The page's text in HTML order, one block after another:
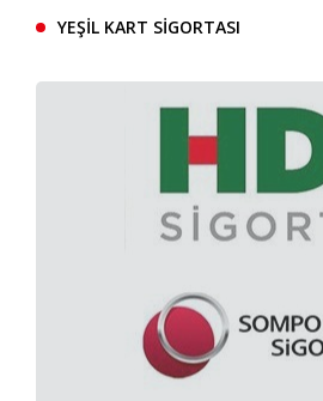
YEŞİL KART SİGORTASI